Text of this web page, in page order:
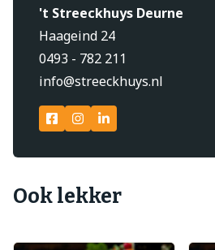
't Streeckhuys Deurne
Haageind 24
0493 - 782 211
info@streeckhuys.nl
Ook lekker